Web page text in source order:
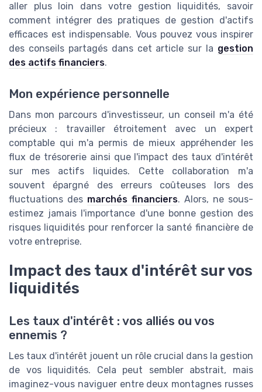
aller plus loin dans votre gestion liquidités, savoir
comment intégrer des pratiques de gestion d'actifs
efficaces est indispensable. Vous pouvez vous inspirer
des conseils partagés dans cet article sur la gestion
des actifs financiers.
Mon expérience personnelle
Dans mon parcours d'investisseur, un conseil m'a été
précieux : travailler étroitement avec un expert
comptable qui m'a permis de mieux appréhender les
flux de trésorerie ainsi que l'impact des taux d'intérêt
sur mes actifs liquides. Cette collaboration m'a
souvent épargné des erreurs coûteuses lors des
fluctuations des marchés financiers. Alors, ne sous-
estimez jamais l'importance d'une bonne gestion des
risques liquidités pour renforcer la santé financière de
votre entreprise.
Impact des taux d'intérêt sur vos
liquidités
Les taux d'intérêt : vos alliés ou vos
ennemis ?
Les taux d'intérêt jouent un rôle crucial dans la gestion
de vos liquidités. Cela peut sembler abstrait, mais
imaginez-vous naviguer entre deux montagnes russes